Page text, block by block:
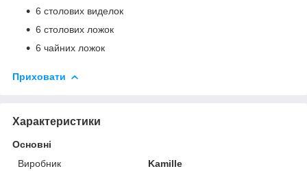
6 столових виделок
6 столових ложок
6 чайних ложок
Приховати
Характеристики
Основні
Виробник
Kamille